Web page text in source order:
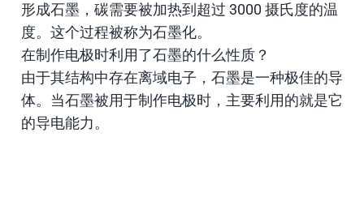
形成石墨，碳需要被加热到超过 3000 摄氏度的温
度。这个过程被称为石墨化。
在制作电极时利用了石墨的什么性质？
由于其结构中存在离域电子，石墨是一种极佳的导
体。当石墨被用于制作电极时，主要利用的就是它
的导电能力。